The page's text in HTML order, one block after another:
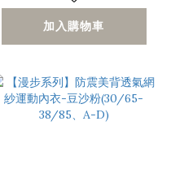
加入購物車